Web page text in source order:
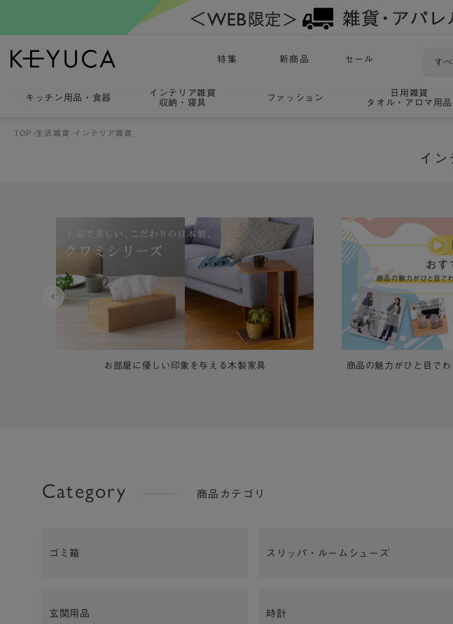
特集 新商品 セール
キッチン用品 ・ 食器
インテリア雑貨
収納・寝具
ファッション
日用雑貨
タオル・アロマ用品
TOP 生活雑貨 インテリア雑貨
イン
商品の魅力がひと目でわかる！動画を厳選してお届けしま
履き心地と使いやす
をサポートする
Category 商品カテゴリ
ゴミ箱 スリッパ・ルームシューズ
玄関用品 時計